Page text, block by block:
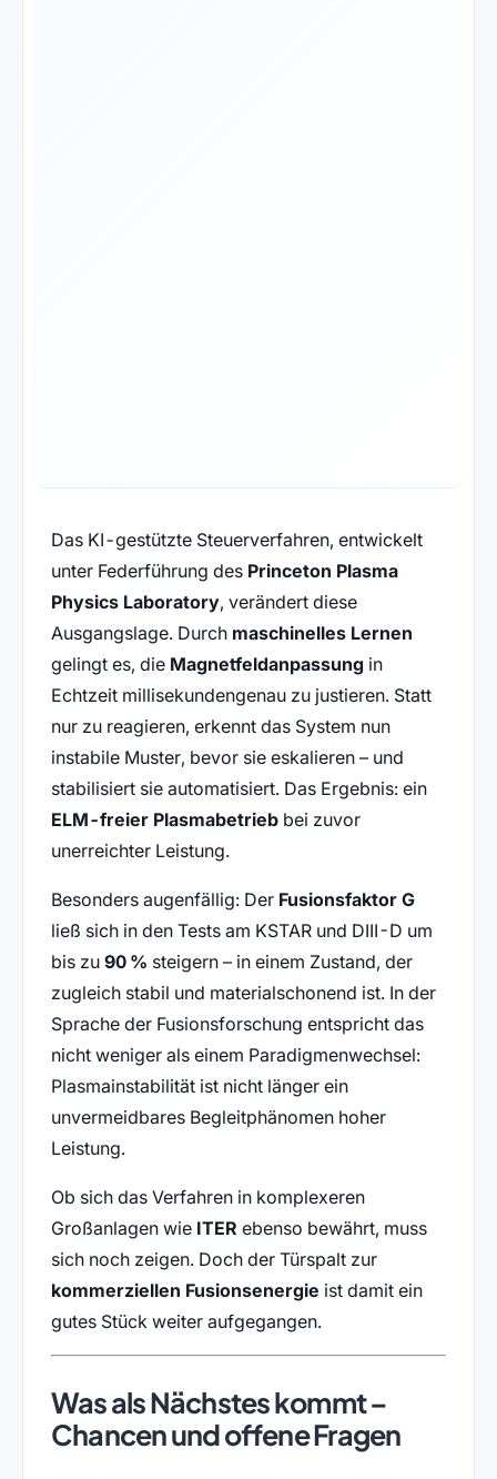
Das KI-gestützte Steuerverfahren, entwickelt
unter Federführung des Princeton Plasma
Physics Laboratory, verändert diese
Ausgangslage. Durch maschinelles Lernen
gelingt es, die Magnetfeldanpassungin
Echtzeit millisekundengenau zu justieren. Statt
nur zu reagieren, erkennt das System nun
instabile Muster, bevor sie eskalieren – und
stabilisiert sie automatisiert. Das Ergebnis: ein
ELM-freier Plasmabetriebbei zuvor
unerreichter Leistung.
Besonders augenfällig: Der Fusionsfaktor G
ließ sich in den Tests am KSTAR und DIII-D um
bis zu 90 % steigern – in einem Zustand, der
zugleich stabil und materialschonend ist. In der
Sprache der Fusionsforschung entspricht das
nicht weniger als einem Paradigmenwechsel:
Plasmainstabilität ist nicht länger ein
unvermeidbares Begleitphänomen hoher
Leistung.
Ob sich das Verfahren in komplexeren
Großanlagen wie ITER ebenso bewährt, muss
sich noch zeigen. Doch der Türspalt zur
kommerziellen Fusionsenergie ist damit ein
gutes Stück weiter aufgegangen.
Was als Nächstes kommt –
Chancen und offene Fragen